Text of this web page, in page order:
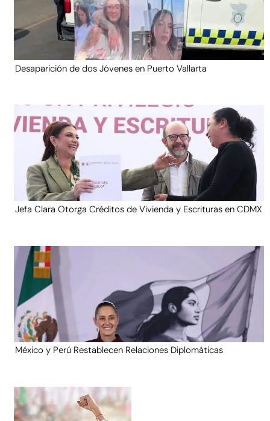
Desaparición de dos Jóvenes en Puerto Vallarta
Jefa Clara Otorga Créditos de Vivienda y Escrituras en CDMX
México y Perú Restablecen Relaciones Diplomáticas